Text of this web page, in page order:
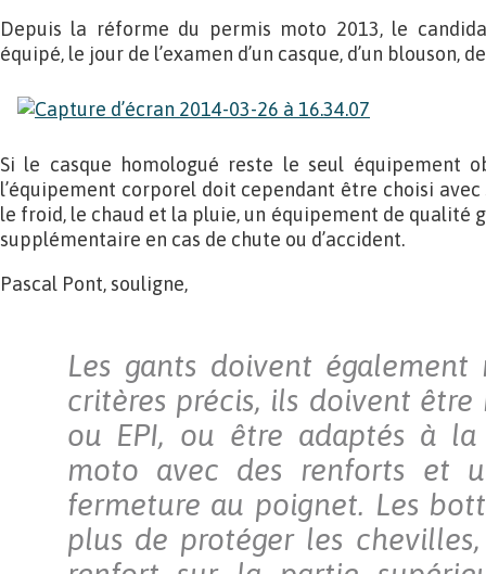
Depuis la réforme du permis moto 2013, le
équipé, le jour de l’examen d’un casque, d’un blouson,
Si le casque homologué reste le seul équipement
l’équipement corporel doit cependant être choisi
le froid, le chaud et la pluie, un équipement de qualité
supplémentaire en cas de chute ou d’accident.
Pascal Pont, souligne,
Les gants doivent également
critères précis, ils doivent être
ou EPI, ou être adaptés à
moto avec des renforts et
fermeture au poignet. Les
plus de protéger les